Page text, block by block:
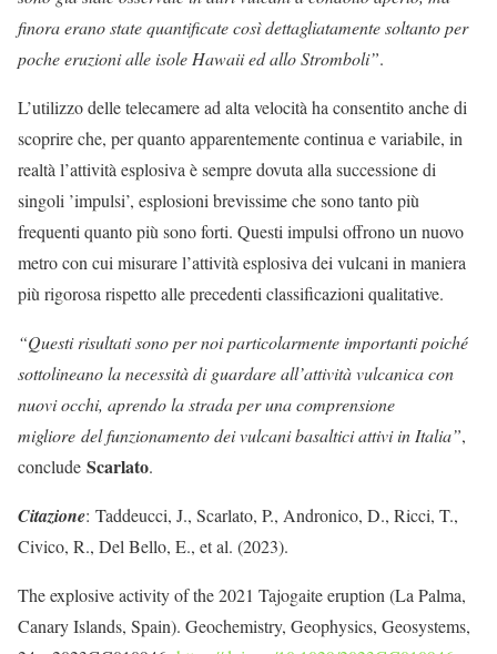
finora erano state quantificate così dettagliatamente soltanto per
poche eruzioni alle isole Hawaii ed allo Stromboli”.
L’utilizzo delle telecamere ad alta velocità ha consentito anche di
scoprire che, per quanto apparentemente continua e variabile, in
realtà l’attività esplosiva è sempre dovuta alla successione di
singoli ’impulsi’, esplosioni brevissime che sono tanto più
frequenti quanto più sono forti. Questi impulsi offrono un nuovo
metro con cui misurare l’attività esplosiva dei vulcani in maniera
più rigorosa rispetto alle precedenti classificazioni qualitative.
“Questi risultati sono per noi particolarmente importanti poiché
sottolineano la necessità di guardare all’attività vulcanica con
nuovi occhi, aprendo la strada per una comprensione
migliore del funzionamento dei vulcani basaltici attivi in Italia”,
conclude Scarlato.
Citazione: Taddeucci, J., Scarlato, P., Andronico, D., Ricci, T.,
Civico, R., Del Bello, E., et al. (2023).
The explosive activity of the 2021 Tajogaite eruption (La Palma,
Canary Islands, Spain). Geochemistry, Geophysics, Geosystems,